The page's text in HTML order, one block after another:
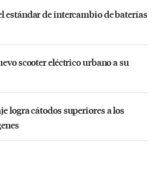
estándar de intercambio de baterías
scooter eléctrico urbano a su
logra cátodos superiores a los